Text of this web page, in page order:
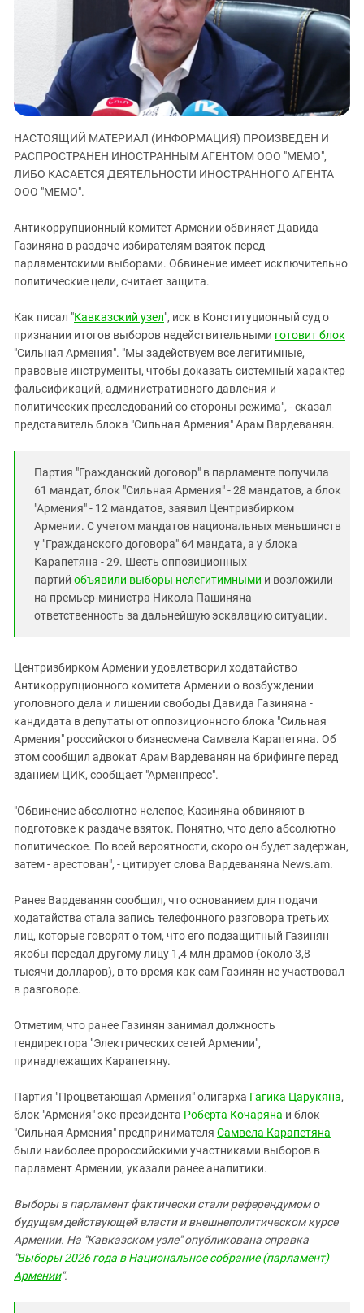
ЗАСТАВЛЯЕТ
КАВКАЗ ЗА ПАЛЕСТИНУ
ИНАКОМЫСЛИЕ В ЧЕЧНЕ
ПРЕСЛЕДОВАНИЕ АКТИВИСТОВ
МОБИЛИЗАЦИЯ И ПРОТЕСТЫ
Ингушетия
Кабардино-Балкария
Калмыкия
Карачаево-Черкесия
Краснодарский край
Российская Федерация
Северная Осетия - Алания
СКФО
Ставропольский край
Чечня
Южная Осетия
Южный Кавказ
ЮФО
НАСТОЯЩИЙ МАТЕРИАЛ (ИНФОРМАЦИЯ) ПРОИЗВЕДЕН И
РАСПРОСТРАНЕН ИНОСТРАННЫМ АГЕНТОМ ООО "МЕМО",
ЛИБО КАСАЕТСЯ ДЕЯТЕЛЬНОСТИ ИНОСТРАННОГО АГЕНТА
ООО "МЕМО".
Антикоррупционный комитет Армении обвиняет Давида
Газиняна в раздаче избирателям взяток перед
парламентскими выборами. Обвинение имеет исключительно
политические цели, считает защита.
Как писал "Кавказский узел", иск в Конституционный суд о
признании итогов выборов недействительными готовит блок
"Сильная Армения". "Мы задействуем все легитимные,
правовые инструменты, чтобы доказать системный характер
фальсификаций, административного давления и
политических преследований со стороны режима", - сказал
представитель блока "Сильная Армения" Арам Вардеванян.
Партия "Гражданский договор" в парламенте получила
61 мандат, блок "Сильная Армения" - 28 мандатов, а блок
"Армения" - 12 мандатов, заявил Центризбирком
Армении. С учетом мандатов национальных меньшинств
у "Гражданского договора" 64 мандата, а у блока
Карапетяна - 29. Шесть оппозиционных
партий объявили выборы нелегитимными и возложили
на премьер-министра Никола Пашиняна
ответственность за дальнейшую эскалацию ситуации.
Центризбирком Армении удовлетворил ходатайство
Антикоррупционного комитета Армении о возбуждении
уголовного дела и лишении свободы Давида Газиняна -
кандидата в депутаты от оппозиционного блока "Сильная
Армения" российского бизнесмена Самвела Карапетяна. Об
этом сообщил адвокат Арам Вардеванян на брифинге перед
зданием ЦИК, сообщает "Арменпресс".
"Обвинение абсолютно нелепое, Казиняна обвиняют в
подготовке к раздаче взяток. Понятно, что дело абсолютно
политическое. По всей вероятности, скоро он будет задержан,
затем - арестован", - цитирует слова Вардеваняна News.am.
Ранее Вардеванян сообщил, что основанием для подачи
ходатайства стала запись телефонного разговора третьих
лиц, которые говорят о том, что его подзащитный Газинян
якобы передал другому лицу 1,4 млн драмов (около 3,8
тысячи долларов), в то время как сам Газинян не участвовал
в разговоре.
Отметим, что ранее Газинян занимал должность
гендиректора "Электрических сетей Армении",
принадлежащих Карапетяну.
Партия "Процветающая Армения" олигарха Гагика Царукяна,
блок "Армения" экс-президента Роберта Кочаряна и блок
"Сильная Армения" предпринимателя Самвела Карапетяна
были наиболее пророссийскими участниками выборов в
парламент Армении, указали ранее аналитики.
Выборы в парламент фактически стали референдумом о
будущем действующей власти и внешнеполитическом курсе
Армении. На "Кавказском узле" опубликована справка
"Выборы 2026 года в Национальное собрание (парламент)
Армении".